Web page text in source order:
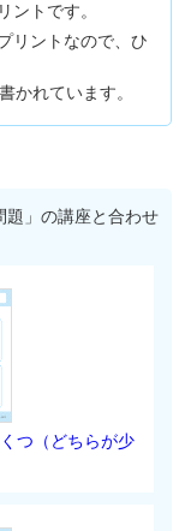
ントです。
リントなので、ひ
かれています。
題」の講座と合わせ
つ（どちらが少